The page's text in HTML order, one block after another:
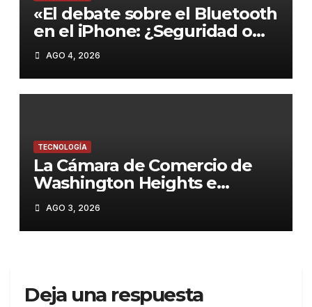
«El debate sobre el Bluetooth
en el iPhone: ¿Seguridad o
comodidad?»
AGO 4, 2026
TECNOLOGÍA
La Cámara de Comercio de
Washington Heights e
Inwood y Viox.ai invitan al
público a descubrir el poder
de la Inteligencia Artificial
AGO 3, 2026
Deja una respuesta